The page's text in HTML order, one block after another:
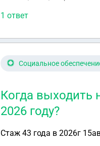
Насколько это законно?
1 ответ
Социальное
Когда выходить
2026 году?
Стаж 43 года в 2026г